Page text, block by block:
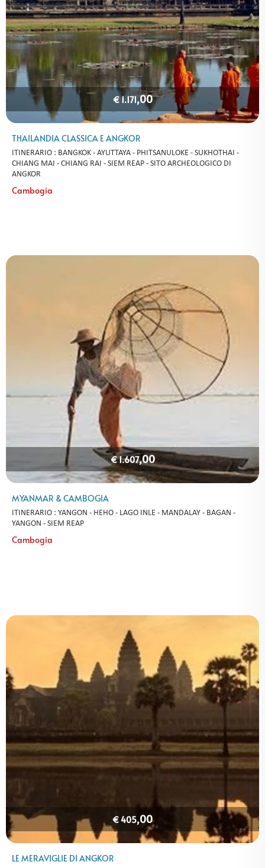
€ 1.171,00
THAILANDIA CLASSICA E ANGKOR
ITINERARIO : BANGKOK - AYUTTAYA - PHITSANULOKE - SUKHOTHAI -
CHIANG MAI - CHIANG RAI - SIEM REAP - SITO ARCHEOLOGICO DI
ANGKOR
Cambogia
€ 1.607,00
MYANMAR & CAMBOGIA
ITINERARIO : YANGON - HEHO - LAGO INLE - MANDALAY - BAGAN -
YANGON - SIEM REAP
Cambogia
€ 405,00
LE MERAVIGLIE DI ANGKOR